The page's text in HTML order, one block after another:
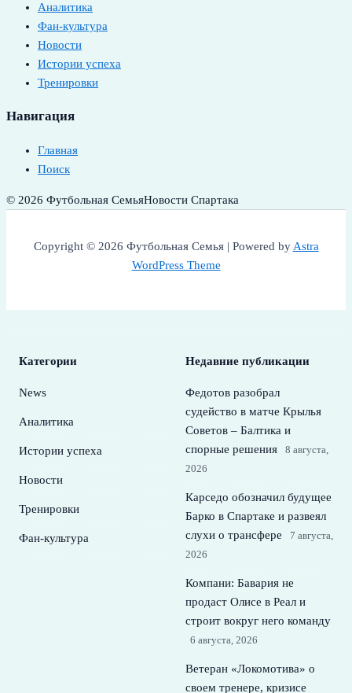
Аналитика
Фан-культура
Новости
Истории успеха
Тренировки
Навигация
Главная
Поиск
© 2026 Футбольная СемьяНовости Спартака
Copyright © 2026 Футбольная Семья | Powered byAstra
WordPress Theme
Категории
News
Аналитика
Истории успеха
Новости
Тренировки
Фан-культура
Недавние публикации
Федотов разобрал
судейство в матче Крылья
Советов – Балтика и
спорные решения
8 августа,
2026
Карседо обозначил будущее
Барко в Спартаке и развеял
слухи о трансфере
7 августа,
2026
Компани: Бавария не
продаст Олисе в Реал и
строит вокруг него команду
6 августа, 2026
Ветеран «Локомотива» о
своем тренере, кризисе